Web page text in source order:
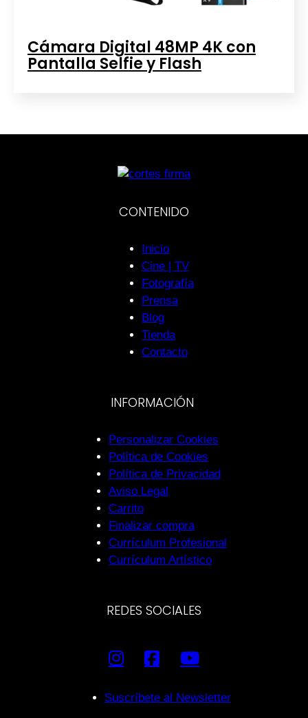
Cámara Digital 48MP 4K con
Pantalla Selfie y Flash
CONTENIDO
Inicio
Cine | TV
Fotografía
Prensa
Blog
Tienda
Contacto
INFORMACIÓN
Personalizar Cookies
Política de Cookies
Política de Privacidad
Aviso Legal
Carrito
Finalizar compra
Currículum Profesional
Currículum Artístico
REDES SOCIALES
Suscríbete al Newsletter